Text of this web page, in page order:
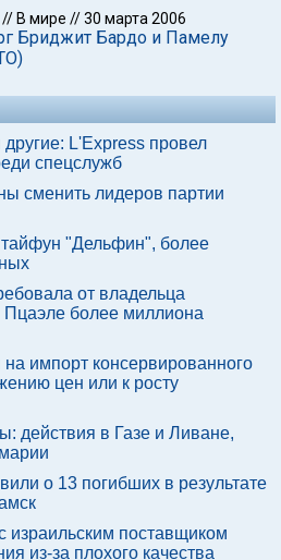
// В мире //30 марта 2006
Бриджит Бардо и Памелу
L'Express провел
спецслужб
сменить лидеров партии
"Дельфин", более
от владельца
более миллиона
импорт консервированного
цен или к росту
действия в Газе и Ливане,
о 13 погибших в результате
израильским поставщиком
из-за плохого качества